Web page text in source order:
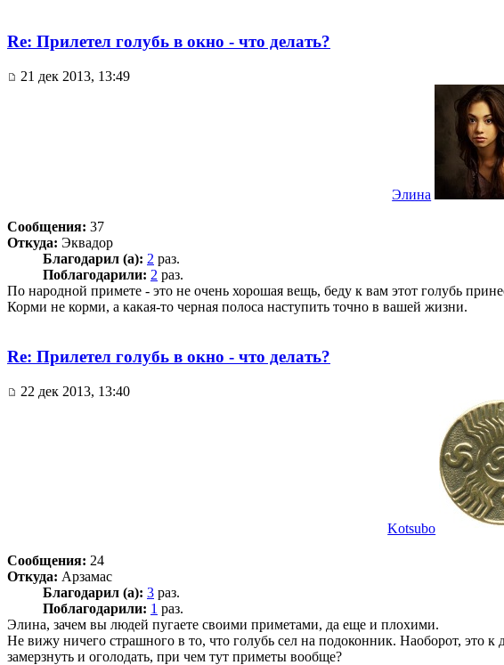
Re: Прилетел голубь в окно - что делать?
21 дек 2013, 13:49
Элина
Сообщения: 37
Откуда: Эквадор
Благодарил (а): 2 раз.
Поблагодарили: 2 раз.
По народной примете - это не очень хорошая вещь, беду к вам этот голубь
Корми не корми, а какая-то черная полоса наступить точно в вашей жизни.
Re: Прилетел голубь в окно - что делать?
22 дек 2013, 13:40
Kotsubo
Сообщения: 24
Откуда: Арзамас
Благодарил (а): 3 раз.
Поблагодарили: 1 раз.
Элина, зачем вы людей пугаете своими приметами, да еще и плохими.
Не вижу ничего страшного в то, что голубь сел на подоконник. Наоборот, это
замерзнуть и оголодать, при чем тут приметы вообще?